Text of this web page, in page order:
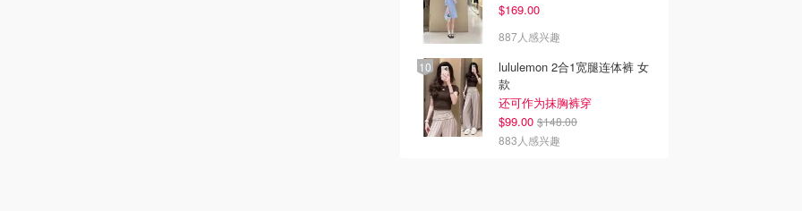
$169.00
887人感兴趣
lululemon 2合1宽腿连体裤 女
款
还可作为抹胸裤穿
$99.00 $148.00
883人感兴趣